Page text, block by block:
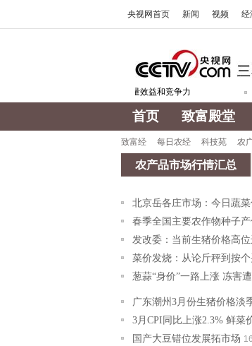
央视网首页 新闻 视频 经
大力推进农业现代化提高农业质量效益和竞争力
首页 致富殿堂
致富经 每日农经 科技苑 农
农产品市场行情汇总
北京岳各庄市场：今日蔬
春季全国主要农作物种子
发改委：当前生猪价格高
菜价发烧：从论斤秤到按
葱蒜“身价”一路上涨 冻害
广东潮州3月份生猪价格淡
3月CPI同比上涨2.3% 鲜菜
国产大豆错位发展拓市场